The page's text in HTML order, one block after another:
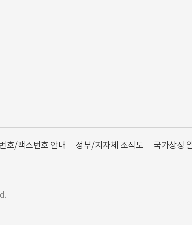
호/팩스번호 안내 정부/지자체 조직도 국가상징